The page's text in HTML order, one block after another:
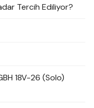
Tercih Ediliyor?
18V-26 (Solo)